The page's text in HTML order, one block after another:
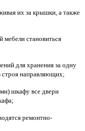
их за крышки, а также
мебели становиться
для хранения за одну
строя направляющих;
шкафу все двери
ремонтно-